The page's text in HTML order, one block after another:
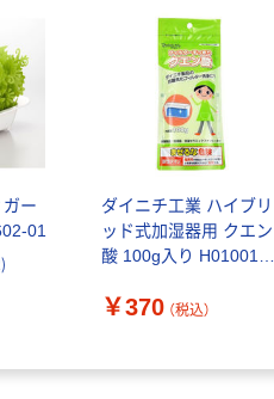
ー
01
)
ダイニチ工業 ハイブリ
ッド式加湿器用 クエン
酸 100g入り H010010 1
￥370 （税込）